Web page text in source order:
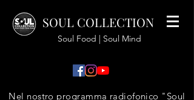
SOUL COLLECTION
Soul Food | Soul Mind
Nel nostro programma radiofonico "Soul